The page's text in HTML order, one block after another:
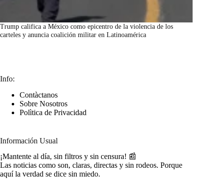
Trump califica a México como epicentro de la violencia de los
carteles y anuncia coalición militar en Latinoamérica
Info:
Contàctanos
Sobre Nosotros
Polìtica de Privacidad
Información Usual
¡Mantente al día, sin filtros y sin censura! 📰
Las noticias como son, claras, directas y sin rodeos. Porque
aquí la verdad se dice sin miedo.